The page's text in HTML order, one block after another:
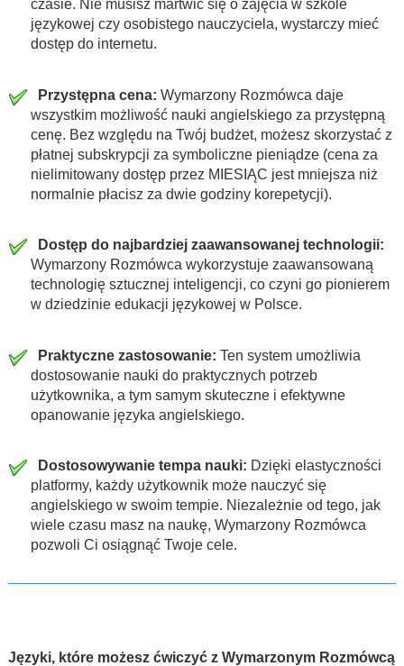
czasie. Nie musisz martwić się o zajęcia w szkole
językowej czy osobistego nauczyciela, wystarczy mieć
dostęp do internetu.
Przystępna cena: Wymarzony Rozmówca daje
wszystkim możliwość nauki angielskiego za przystępną
cenę. Bez względu na Twój budżet, możesz skorzystać z
płatnej subskrypcji za symboliczne pieniądze (cena za
nielimitowany dostęp przez MIESIĄC jest mniejsza niż
normalnie płacisz za dwie godziny korepetycji).
Dostęp do najbardziej zaawansowanej technologii:
Wymarzony Rozmówca wykorzystuje zaawansowaną
technologię sztucznej inteligencji, co czyni go pionierem
w dziedzinie edukacji językowej w Polsce.
Praktyczne zastosowanie: Ten system umożliwia
dostosowanie nauki do praktycznych potrzeb
użytkownika, a tym samym skuteczne i efektywne
opanowanie języka angielskiego.
Dostosowywanie tempa nauki: Dzięki elastyczności
platformy, każdy użytkownik może nauczyć się
angielskiego w swoim tempie. Niezależnie od tego, jak
wiele czasu masz na naukę, Wymarzony Rozmówca
pozwoli Ci osiągnąć Twoje cele.
Języki, które możesz ćwiczyć z Wymarzonym Rozmówcą